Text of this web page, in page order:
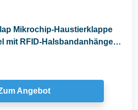
Mikrochip-Haustierklappe
mit RFID-Halsbandanhänger
Angebot